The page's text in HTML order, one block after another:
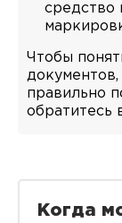
средство
Чтобы
правильно
обратитесь
Когда